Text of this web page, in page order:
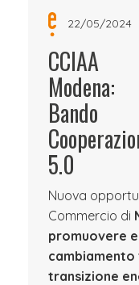
22/05/2024
CCIAA
Modena:
Bando
5.0
Nuova
Commercio di
promuovere
transizione